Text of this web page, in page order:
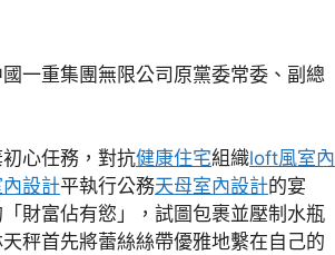
一重集團無限公司原黨委常委、副總
心任務，對抗健康住宅組織loft風室內
設計平執行公務天母室內設計的宴
財富佔有慾」，試圖包裹並壓制水瓶
秤首先將蕾絲絲帶優雅地繫在自己的